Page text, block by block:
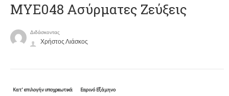
ΜΥΕ048 Ασύρματες Ζεύξεις
Διδάσκοντας
Χρήστος Λιάσκος
Κατ' επιλογήν υποχρεωτικά Εαρινό Εξάμηνο